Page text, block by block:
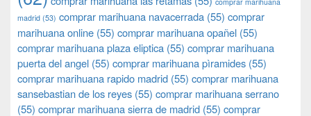
madrid (53) comprar marihuana navacerrada (55) comprar
marihuana online (55) comprar marihuana opañel (55)
comprar marihuana plaza eliptica (55) comprar marihuana
puerta del angel (55) comprar marihuana pìramides (55)
comprar marihuana rapido madrid (55) comprar marihuana
sansebastian de los reyes (55) comprar marihuana serrano
(55) comprar marihuana sierra de madrid (55) comprar